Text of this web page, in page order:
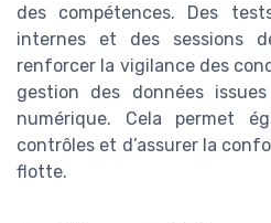
des compétences. Des
internes et des sessions
renforcer la vigilance des
gestion des données
numérique. Cela permet
contrôles et d’assurer la
flotte.